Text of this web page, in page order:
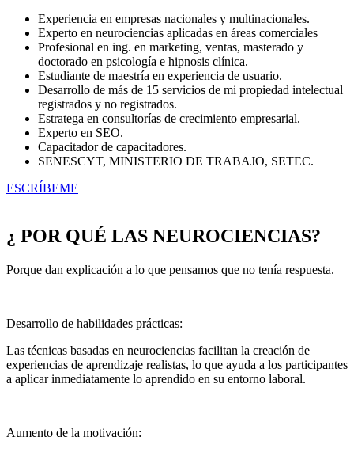
Experiencia en empresas nacionales y multinacionales.
Experto en neurociencias aplicadas en áreas comerciales
Profesional en ing. en marketing, ventas, masterado y
doctorado en psicología e hipnosis clínica.
Estudiante de maestría en experiencia de usuario.
Desarrollo de más de 15 servicios de mi propiedad intelectual
registrados y no registrados.
Estratega en consultorías de crecimiento empresarial.
Experto en SEO.
Capacitador de capacitadores.
SENESCYT, MINISTERIO DE TRABAJO, SETEC.
ESCRÍBEME
¿ POR QUÉ LAS NEUROCIENCIAS?
Porque dan explicación a lo que pensamos que no tenía respuesta.
Desarrollo de habilidades prácticas:
Las técnicas basadas en neurociencias facilitan la creación de
experiencias de aprendizaje realistas, lo que ayuda a los participantes
a aplicar inmediatamente lo aprendido en su entorno laboral.
Aumento de la motivación: